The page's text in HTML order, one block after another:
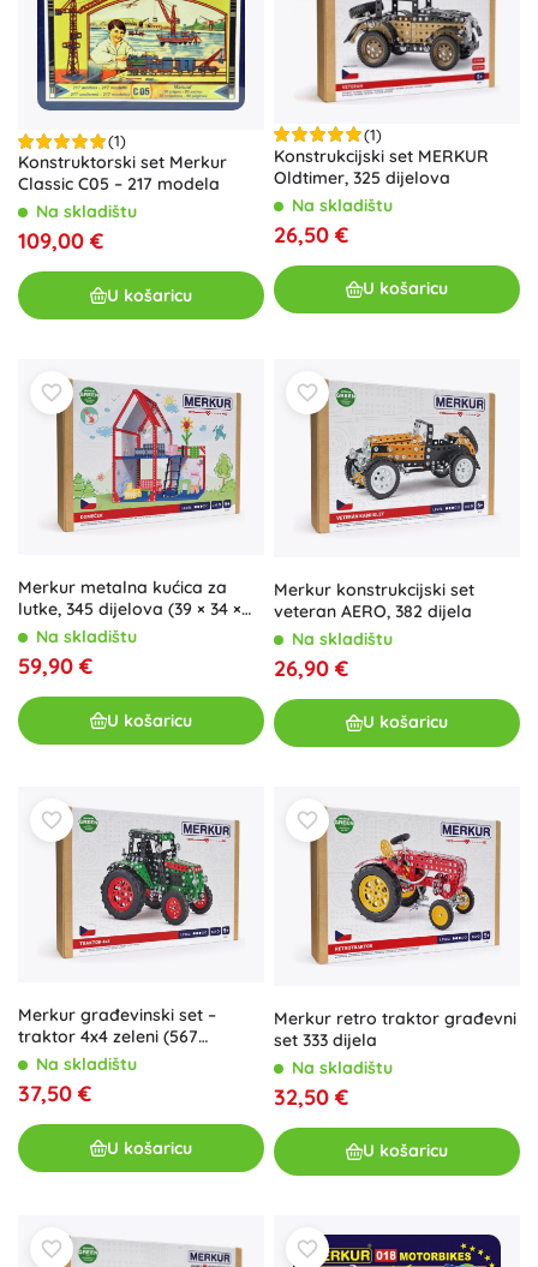
(1)
Konstruktorski set Merkur
Classic C05 – 217 modela
Na skladištu
109,00 €
U košaricu
(1)
Konstrukcijski set MERKUR
Oldtimer, 325 dijelova
Na skladištu
26,50 €
U košaricu
Merkur metalna kućica za
lutke, 345 dijelova (39 × 34 ×
25 cm)
Na skladištu
59,90 €
U košaricu
Merkur konstrukcijski set
veteran AERO, 382 dijela
Na skladištu
26,90 €
U košaricu
Merkur građevinski set –
traktor 4x4 zeleni (567
dijelova)
Na skladištu
37,50 €
U košaricu
Merkur retro traktor građevni
set 333 dijela
Na skladištu
32,50 €
U košaricu